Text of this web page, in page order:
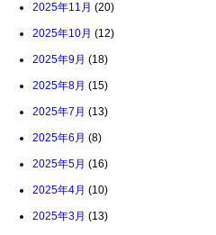
2025年11月 (20)
2025年10月 (12)
2025年9月 (18)
2025年8月 (15)
2025年7月 (13)
2025年6月 (8)
2025年5月 (16)
2025年4月 (10)
2025年3月 (13)